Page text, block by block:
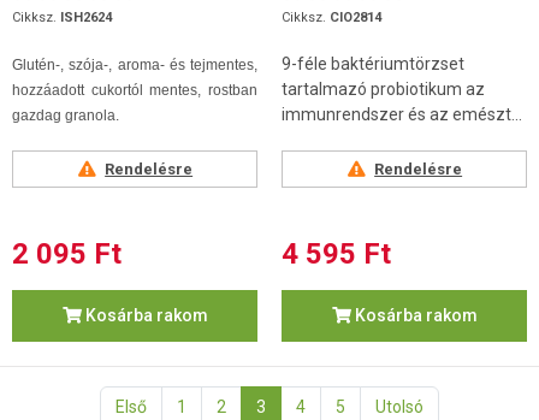
Cikksz. ISH2624
Glutén-, szója-, aroma- és tejmentes,
hozzáadott cukortól mentes, rostban
gazdag granola.
Rendelésre
2 095 Ft
Kosárba rakom
Cikksz. CIO2814
9-féle baktériumtörzset
tartalmazó probiotikum az
immunrendszer és az emészt...
Rendelésre
4 595 Ft
Kosárba rakom
Első 1 2 3 4 5 Utolsó